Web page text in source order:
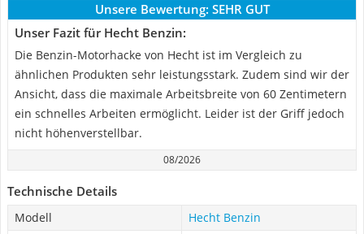
Unsere Bewertung: SEHR GUT
Unser Fazit für Hecht Benzin:
Die Benzin-Motorhacke von Hecht ist im Vergleich zu
ähnlichen Produkten sehr leistungsstark. Zudem sind wir der
Ansicht, dass die maximale Arbeitsbreite von 60 Zentimetern
ein schnelles Arbeiten ermöglicht. Leider ist der Griff jedoch
nicht höhenverstellbar.
08/2026
Technische Details
Modell
Hecht Benzin